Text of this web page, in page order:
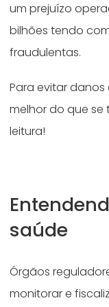
um prejuízo
bilhões tendo
fraudulentas.
Para evitar
melhor do que
leitura!
saúde
Órgãos
monitorar e